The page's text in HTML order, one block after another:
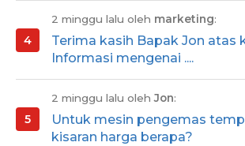
2 minggu lalu oleh marketing:
Terima kasih Bapak Jon atas
Informasi mengenai ....
2 minggu lalu olehJon:
Untuk mesin pengemas
kisaran harga berapa?